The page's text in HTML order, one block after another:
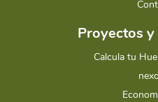
Proyectos
Calcula tu